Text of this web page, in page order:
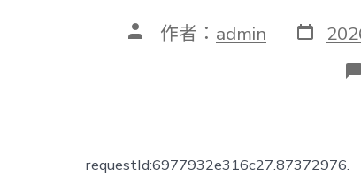
文 作者： admin 發
表
requestId:6977932e316c27.87372976.